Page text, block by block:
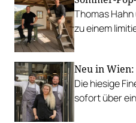
Thomas Hahn
zu einem
Neu in Wien:
Die hiesige
sofort über